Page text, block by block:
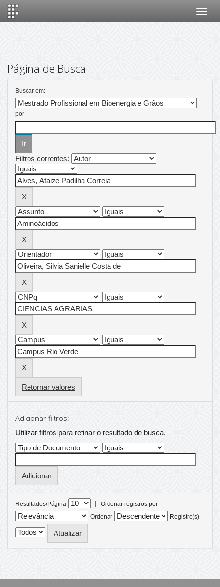
Página de Busca
Buscar em:
por
Filtros correntes:
Retornar valores
Adicionar filtros:
Utilizar filtros para refinar o resultado de busca.
Resultados/Página |
Ordenar registros por
Ordenar
Registro(s)